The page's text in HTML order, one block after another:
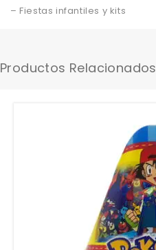
– Fiestas infantiles y kits
Productos Relacionados